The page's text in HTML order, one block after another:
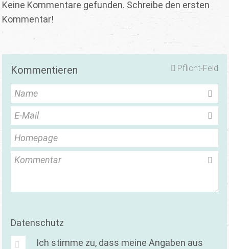
Keine Kommentare gefunden. Schreibe den ersten
Kommentar!
Pflicht-Feld
Kommentieren
Name
E-Mail
Homepage
Kommentar
Datenschutz
Ich stimme zu, dass meine Angaben aus